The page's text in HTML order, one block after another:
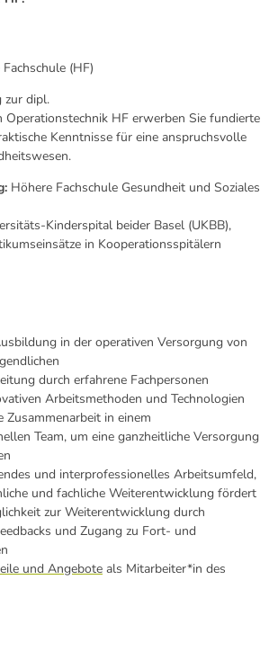
(HF)
zur dipl.
Operationstechnik HF erwerben Sie fundierte
Kenntnisse für eine anspruchsvolle
Höhere Fachschule Gesundheit und Soziales
Kinderspital beider Basel (UKBB),
in Kooperationsspitälern
in der operativen Versorgung von
durch erfahrene Fachpersonen
Arbeitsmethoden und Technologien
Zusammenarbeit in einem
Team, um eine ganzheitliche Versorgung
und interprofessionelles Arbeitsumfeld,
und fachliche Weiterentwicklung fördert
zur Weiterentwicklung durch
und Zugang zu Fort- und
und Angebote als Mitarbeiter*in des